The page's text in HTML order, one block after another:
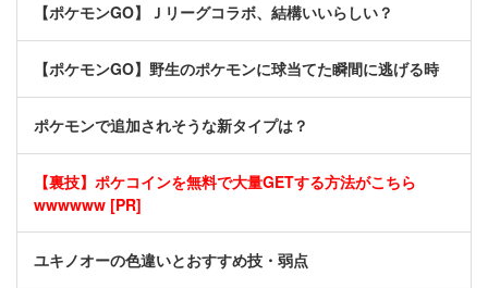
【ポケモンGO】Ｊリーグコラボ、結構いいらしい？
【ポケモンGO】野生のポケモンに球当てた瞬間に逃げる時
ポケモンで追加されそうな新タイプは？
【裏技】ポケコインを無料で大量GETする方法がこちら
wwwwww [PR]
ユキノオーの色違いとおすすめ技・弱点